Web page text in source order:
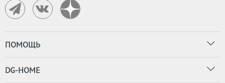
ПОМОЩЬ
DG-HOME